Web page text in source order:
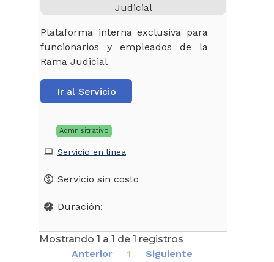
Judicial
Plataforma interna exclusiva para
funcionarios y empleados de la
Rama Judicial
Ir al Servicio
Admnisitrativo
Servicio en linea
Servicio sin costo
Duración:
Mostrando 1 a 1 de 1 registros
Anterior
1 Siguiente